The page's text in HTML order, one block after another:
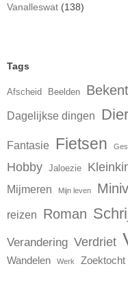
Vanalleswat (138)
Tags
Afscheid Beelden
Dagelijkse dingen
Fantasie Fietsen
Hobby Jaloezie
Mijmeren Mijn leven
reizen Roman
Verandering Verdriet
Wandelen Werk Zoektocht